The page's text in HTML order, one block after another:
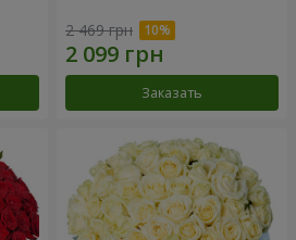
2 469 грн
Заказать